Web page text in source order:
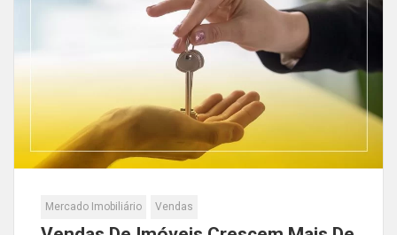
Mercado Imobiliário Vendas